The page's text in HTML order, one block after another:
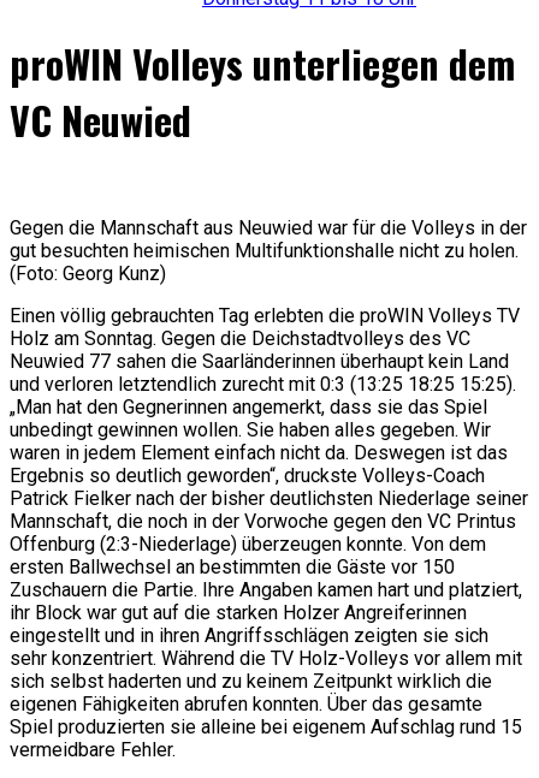
proWIN Volleys unterliegen dem
VC Neuwied
Gegen die Mannschaft aus Neuwied war für die Volleys in der
gut besuchten heimischen Multifunktionshalle nicht zu holen.
(Foto: Georg Kunz)
Einen völlig gebrauchten Tag erlebten die proWIN Volleys TV
Holz am Sonntag. Gegen die Deichstadtvolleys des VC
Neuwied 77 sahen die Saarländerinnen überhaupt kein Land
und verloren letztendlich zurecht mit 0:3 (13:25 18:25 15:25).
„Man hat den Gegnerinnen angemerkt, dass sie das Spiel
unbedingt gewinnen wollen. Sie haben alles gegeben. Wir
waren in jedem Element einfach nicht da. Deswegen ist das
Ergebnis so deutlich geworden“, druckste Volleys-Coach
Patrick Fielker nach der bisher deutlichsten Niederlage seiner
Mannschaft, die noch in der Vorwoche gegen den VC Printus
Offenburg (2:3-Niederlage) überzeugen konnte. Von dem
ersten Ballwechsel an bestimmten die Gäste vor 150
Zuschauern die Partie. Ihre Angaben kamen hart und platziert,
ihr Block war gut auf die starken Holzer Angreiferinnen
eingestellt und in ihren Angriffsschlägen zeigten sie sich
sehr konzentriert. Während die TV Holz-Volleys vor allem mit
sich selbst haderten und zu keinem Zeitpunkt wirklich die
eigenen Fähigkeiten abrufen konnten. Über das gesamte
Spiel produzierten sie alleine bei eigenem Aufschlag rund 15
vermeidbare Fehler.